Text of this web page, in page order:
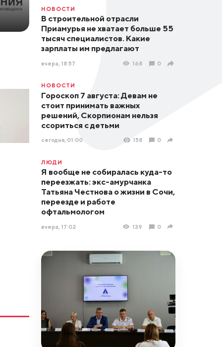
НОВОСТИ
В строительной отрасли
Приамурья не хватает больше 55
тысяч специалистов. Какие
зарплаты им предлагают
вчера, 18:57 168 0
НОВОСТИ
Гороскоп 7 августа: Девам не
стоит принимать важных
решений, Скорпионам нельзя
ссориться с детьми
сегодня, 01:00 158 0
ЛЮДИ
Я вообще не собиралась куда-то
переезжать: экс-амурчанка
Татьяна Честнова о жизни в Сочи,
переезде и работе
офтальмологом
вчера, 17:02 139 0